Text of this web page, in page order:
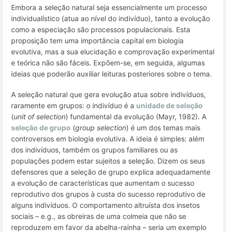
Embora a seleção natural seja essencialmente um processo
individualístico (atua ao nível do indivíduo), tanto a evolução
como a especiação são processos populacionais. Esta
proposição tem uma importância capital em biologia
evolutiva, mas a sua elucidação e comprovação experimental
e teórica não são fáceis. Expõem-se, em seguida, algumas
ideias que poderão auxiliar leituras posteriores sobre o tema.
A seleção natural que gera evolução atua sobre indivíduos,
raramente em grupos: o indivíduo é a unidade de seleção
(unit of selection) fundamental da evolução (Mayr, 1982). A
seleção de grupo (group selection) é um dos temas mais
controversos em biologia evolutiva. A ideia é simples: além
dos indivíduos, também os grupos familiares ou as
populações podem estar sujeitos a seleção. Dizem os seus
defensores que a seleção de grupo explica adequadamente
a evolução de características que aumentam o sucesso
reprodutivo dos grupos à custa do sucesso reprodutivo de
alguns indivíduos. O comportamento altruísta dos insetos
sociais – e.g., as obreiras de uma colmeia que não se
reproduzem em favor da abelha-rainha – seria um exemplo